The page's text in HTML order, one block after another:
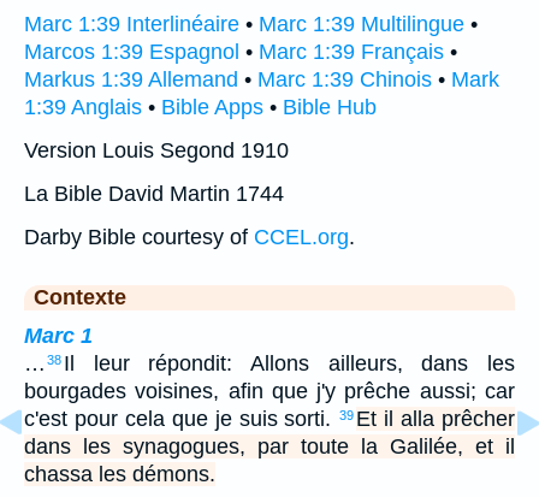
Marc 1:39 Interlinéaire • Marc 1:39 Multilingue •
Marcos 1:39 Espagnol • Marc 1:39 Français •
Markus 1:39 Allemand • Marc 1:39 Chinois • Mark
1:39 Anglais • Bible Apps • Bible Hub
Version Louis Segond 1910
La Bible David Martin 1744
Darby Bible courtesy of CCEL.org.
Contexte
Marc 1
… 38 Il leur répondit: Allons ailleurs, dans les
bourgades voisines, afin que j'y prêche aussi; car
c'est pour cela que je suis sorti.
39 Et il alla prêcher
dans les synagogues, par toute la Galilée, et il
chassa les démons.